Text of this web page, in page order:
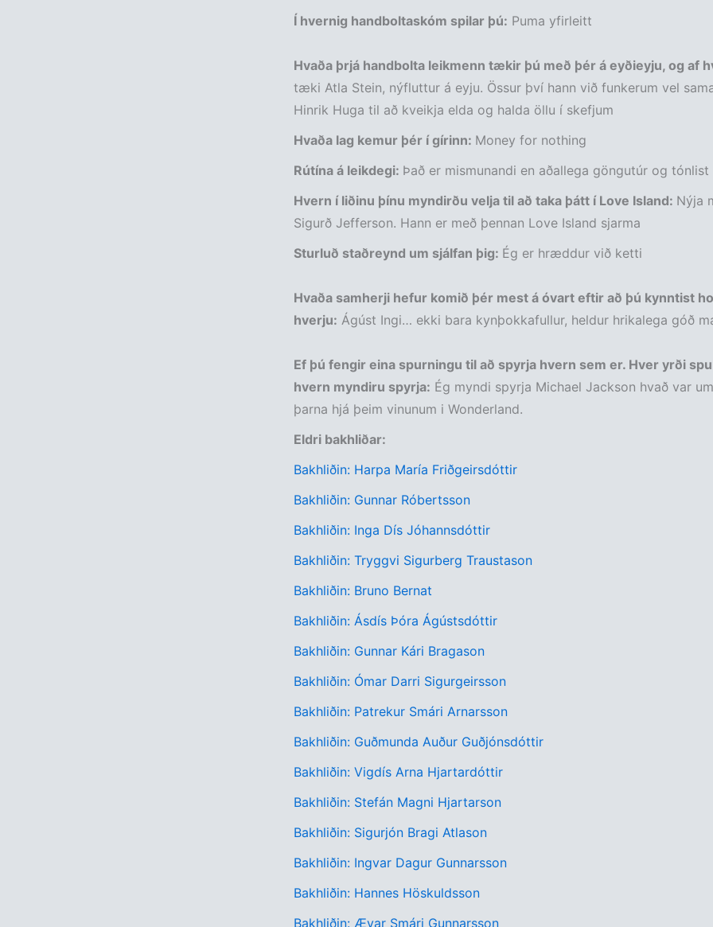
Í hvernig handboltaskóm spilar þú: Puma yfirleitt
Hvaða þrjá handbolta leikmenn tækir þú með þér á eyðieyju, og af
tæki Atla Stein, nýfluttur á eyju. Össur því hann við funkerum vel
Hinrik Huga til að kveikja elda og halda öllu í skefjum
Hvaða lag kemur þér í gírinn: Money for nothing
Rútína á leikdegi: Það er mismunandi en aðallega göngutúr og tónlist
Hvern í liðinu þínu myndirðu velja til að taka þátt í Love Island: Nýja
Sigurð Jefferson. Hann er með þennan Love Island sjarma
Sturluð staðreynd um sjálfan þig: Ég er hræddur við ketti
Hvaða samherji hefur komið þér mest á óvart eftir að þú kynntist
hverju: Ágúst Ingi… ekki bara kynþokkafullur, heldur hrikalega góð
Ef þú fengir eina spurningu til að spyrja hvern sem er. Hver yrði
hvern myndiru spyrja: Ég myndi spyrja Michael Jackson hvað var
þarna hjá þeim vinunum i Wonderland.
Eldri bakhliðar:
Bakhliðin: Harpa María Friðgeirsdóttir
Bakhliðin: Gunnar Róbertsson
Bakhliðin: Inga Dís Jóhannsdóttir
Bakhliðin: Tryggvi Sigurberg Traustason
Bakhliðin: Bruno Bernat
Bakhliðin: Ásdís Þóra Ágústsdóttir
Bakhliðin: Gunnar Kári Bragason
Bakhliðin: Ómar Darri Sigurgeirsson
Bakhliðin: Patrekur Smári Arnarsson
Bakhliðin: Guðmunda Auður Guðjónsdóttir
Bakhliðin: Vigdís Arna Hjartardóttir
Bakhliðin: Stefán Magni Hjartarson
Bakhliðin: Sigurjón Bragi Atlason
Bakhliðin: Ingvar Dagur Gunnarsson
Bakhliðin: Hannes Höskuldsson
Bakhliðin: Ævar Smári Gunnarsson